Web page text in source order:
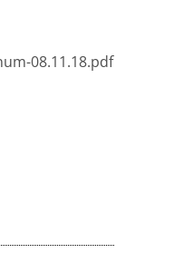
08.11.18.pdf